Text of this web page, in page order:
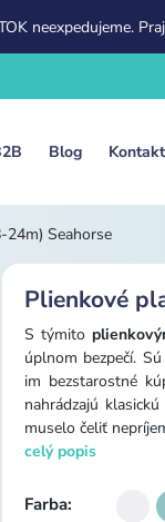
neexpedujeme.
Blog
24m) Seahorse
Plienkové
S týmito
úplnom bezpečí.
im bezstarostné
nahrádzajú
muselo čeliť
celý popis
Farba: